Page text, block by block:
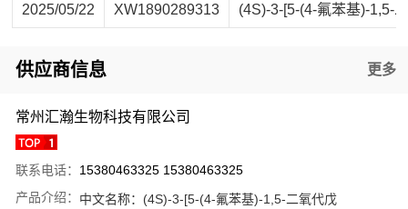
2025/05/22 XW1890289313 (4S)-3-[5-(4-氟苯基)-1,5-
供应商信息 更多
常州汇瀚生物科技有限公司
联系电话： 15380463325 15380463325
产品介绍： 中文名称： (4S)-3-[5-(4-氟苯基)-1,5-二氧代戊